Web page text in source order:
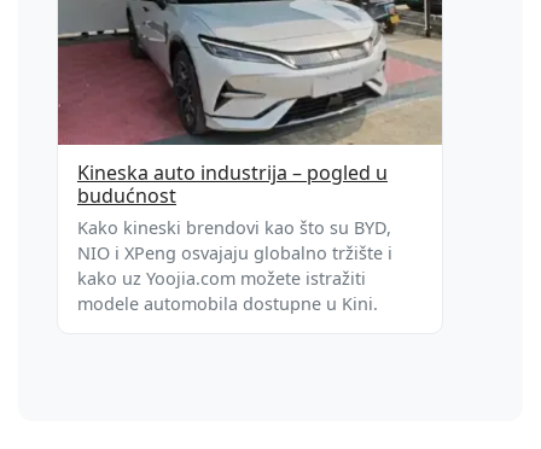
Kineska auto industrija – pogled u
budućnost
Kako kineski brendovi kao što su BYD,
NIO i XPeng osvajaju globalno tržište i
kako uz Yoojia.com možete istražiti
modele automobila dostupne u Kini.